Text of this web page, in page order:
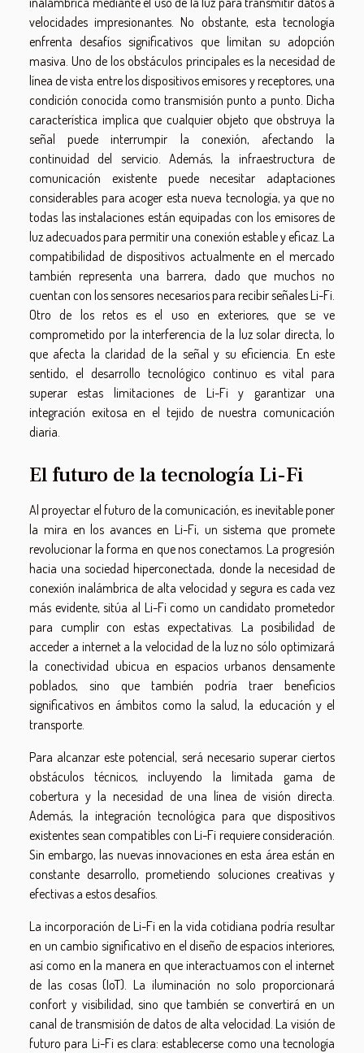
velocidades impresionantes. No obstante, esta tecnología
enfrenta desafíos significativos que limitan su adopción
masiva. Uno de los obstáculos principales es la necesidad de
línea de vista entre los dispositivos emisores y receptores, una
condición conocida como transmisión punto a punto. Dicha
característica implica que cualquier objeto que obstruya la
señal puede interrumpir la conexión, afectando la
continuidad del servicio. Además, la infraestructura de
comunicación existente puede necesitar adaptaciones
considerables para acoger esta nueva tecnología, ya que no
todas las instalaciones están equipadas con los emisores de
luz adecuados para permitir una conexión estable y eficaz. La
compatibilidad de dispositivos actualmente en el mercado
también representa una barrera, dado que muchos no
cuentan con los sensores necesarios para recibir señales Li-Fi.
Otro de los retos es el uso en exteriores, que se ve
comprometido por la interferencia de la luz solar directa, lo
que afecta la claridad de la señal y su eficiencia. En este
sentido, el desarrollo tecnológico continuo es vital para
superar estas limitaciones de Li-Fi y garantizar una
integración exitosa en el tejido de nuestra comunicación
diaria.
El futuro de la tecnología Li-Fi
Al proyectar el futuro de la comunicación, es inevitable poner
la mira en los avances en Li-Fi, un sistema que promete
revolucionar la forma en que nos conectamos. La progresión
hacia una sociedad hiperconectada, donde la necesidad de
conexión inalámbrica de alta velocidad y segura es cada vez
más evidente, sitúa al Li-Fi como un candidato prometedor
para cumplir con estas expectativas. La posibilidad de
acceder a internet a la velocidad de la luz no sólo optimizará
la conectividad ubicua en espacios urbanos densamente
poblados, sino que también podría traer beneficios
significativos en ámbitos como la salud, la educación y el
transporte.
Para alcanzar este potencial, será necesario superar ciertos
obstáculos técnicos, incluyendo la limitada gama de
cobertura y la necesidad de una línea de visión directa.
Además, la integración tecnológica para que dispositivos
existentes sean compatibles con Li-Fi requiere consideración.
Sin embargo, las nuevas innovaciones en esta área están en
constante desarrollo, prometiendo soluciones creativas y
efectivas a estos desafíos.
La incorporación de Li-Fi en la vida cotidiana podría resultar
en un cambio significativo en el diseño de espacios interiores,
así como en la manera en que interactuamos con el internet
de las cosas (IoT). La iluminación no solo proporcionará
confort y visibilidad, sino que también se convertirá en un
canal de transmisión de datos de alta velocidad. La visión de
futuro para Li-Fi es clara: establecerse como una tecnología